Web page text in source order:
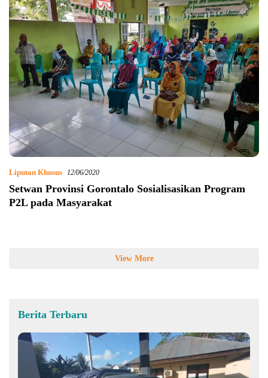
Liputan Khusus 12/06/2020
Setwan Provinsi Gorontalo Sosialisasikan Program
P2L pada Masyarakat
View More
Berita Terbaru